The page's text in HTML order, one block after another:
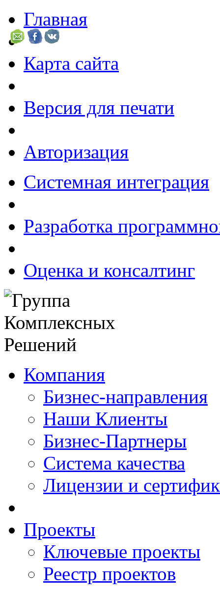
Главная
Карта сайта
Версия для печати
Авторизация
Системная интеграция
Разработка
Оценка и консалтинг
Компания
Бизнес-направления
Наши Клиенты
Бизнес-Партнеры
Система качества
Лицензии и
Проекты
Ключевые проекты
Реестр проектов